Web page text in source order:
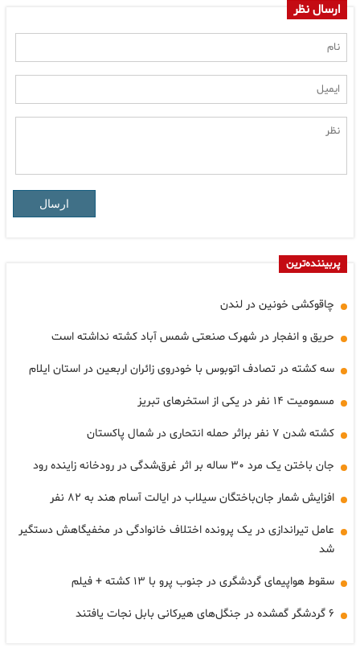
ارسال نظر
ارسال
پربیننده‌ترین
چاقوکشی خونین در لندن
حریق و انفجار در شهرک صنعتی شمس آباد کشته نداشته است
سه کشته در تصادف اتوبوس با خودروی زائران اربعین در استان ایلام
مسمومیت ۱۴ نفر در یکی از استخرهای تبریز
کشته شدن ۷ نفر براثر حمله انتحاری در شمال پاکستان
جان باختن یک مرد ۳۰ ساله بر اثر غرق‌شدگی در رودخانه زاینده رود
افزایش شمار جان‌باختگان سیلاب در ایالت آسام هند به ۸۲ نفر
عامل تیراندازی در یک پرونده اختلاف خانوادگی در مخفیگاهش دستگیر
شد
سقوط هواپیمای گردشگری در جنوب پرو با ۱۳ کشته + فیلم
۶ گردشگر گمشده در جنگل‌های هیرکانی بابل نجات یافتند